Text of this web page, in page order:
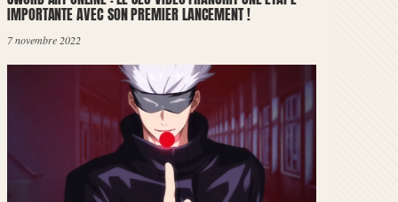
IMPORTANTE AVEC SON PREMIER LANCEMENT !
7 novembre 2022